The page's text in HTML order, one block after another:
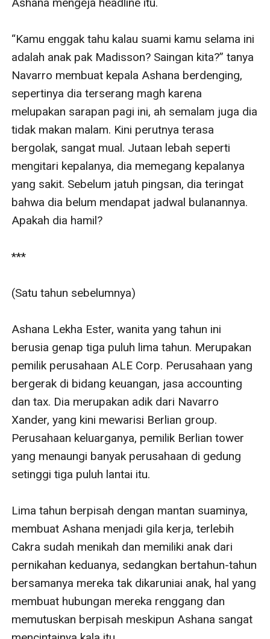
“Kamu enggak tahu kalau suami kamu selama ini
adalah anak pak Madisson? Saingan kita?” tanya
Navarro membuat kepala Ashana berdenging,
sepertinya dia terserang magh karena
melupakan sarapan pagi ini, ah semalam juga dia
tidak makan malam. Kini perutnya terasa
bergolak, sangat mual. Jutaan lebah seperti
mengitari kepalanya, dia memegang kepalanya
yang sakit. Sebelum jatuh pingsan, dia teringat
bahwa dia belum mendapat jadwal bulanannya.
Apakah dia hamil?
***
(Satu tahun sebelumnya)
Ashana Lekha Ester, wanita yang tahun ini
berusia genap tiga puluh lima tahun. Merupakan
pemilik perusahaan ALE Corp. Perusahaan yang
bergerak di bidang keuangan, jasa accounting
dan tax. Dia merupakan adik dari Navarro
Xander, yang kini mewarisi Berlian group.
Perusahaan keluarganya, pemilik Berlian tower
yang menaungi banyak perusahaan di gedung
setinggi tiga puluh lantai itu.
Lima tahun berpisah dengan mantan suaminya,
membuat Ashana menjadi gila kerja, terlebih
Cakra sudah menikah dan memiliki anak dari
pernikahan keduanya, sedangkan bertahun-tahun
bersamanya mereka tak dikaruniai anak, hal yang
membuat hubungan mereka renggang dan
memutuskan berpisah meskipun Ashana sangat